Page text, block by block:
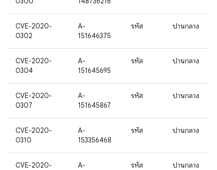
CVE-2020-
0302
A-
151646375
รหัส ปานกลาง
CVE-2020-
0304
A-
151645695
รหัส ปานกลาง
CVE-2020-
0307
A-
151645867
รหัส ปานกลาง
CVE-2020-
0310
A-
153356468
รหัส ปานกลาง
CVE-2020-
A-
รหัส ปานกลาง